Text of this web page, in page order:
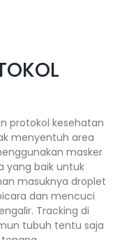
protokol kesehatan
menyentuh area
masker
yang baik untuk
masuknya droplet
dan mencuci
Tracking di
tubuh tentu saja